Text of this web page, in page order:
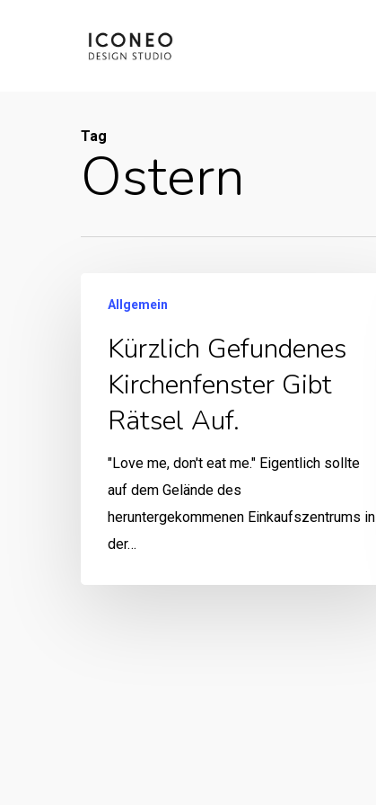
Tag
Ostern
Allgemein
Kürzlich Gefundenes
Kirchenfenster Gibt
Rätsel Auf.
"Love me, don't eat me." Eigentlich sollte
auf dem Gelände des
heruntergekommenen Einkaufszentrums in
der…